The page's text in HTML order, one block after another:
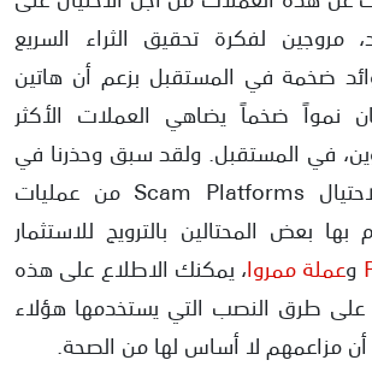
مروجين لفكرة تحقيق الثراء السريع
ضخمة في المستقبل بزعم أن هاتين
نمواً ضخماً يضاهي العملات الأكثر
في المستقبل. ولقد سبق وحذرنا في
موقع منصات الاحتيال Scam Platforms من عمليات
بعض المحتالين بالترويج للاستثمار
وعملة ممروا، يمكنك الاطلاع على هذه
على طرق النصب التي يستخدمها هؤلاء
أن مزاعمهم لا أساس لها من الصحة.